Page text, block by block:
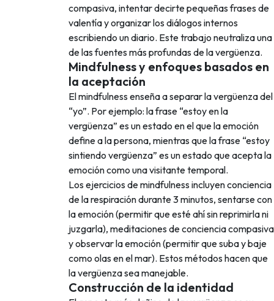
compasiva, intentar decirte pequeñas frases de
valentía y organizar los diálogos internos
escribiendo un diario. Este trabajo neutraliza una
de las fuentes más profundas de la vergüenza.
Mindfulness y enfoques basados en
la aceptación
El mindfulness enseña a separar la vergüenza del
“yo”. Por ejemplo: la frase “estoy en la
vergüenza” es un estado en el que la emoción
define a la persona, mientras que la frase “estoy
sintiendo vergüenza” es un estado que acepta la
emoción como una visitante temporal.
Los ejercicios de mindfulness incluyen conciencia
de la respiración durante 3 minutos, sentarse con
la emoción (permitir que esté ahí sin reprimirla ni
juzgarla), meditaciones de conciencia compasiva
y observar la emoción (permitir que suba y baje
como olas en el mar). Estos métodos hacen que
la vergüenza sea manejable.
Construcción de la identidad